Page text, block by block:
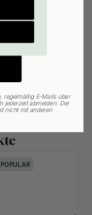
POPULAR
regelmäßig E-Mails über
jederzeit abmelden. Der
nicht mit anderen